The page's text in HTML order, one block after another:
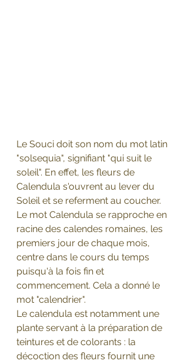
Le Souci doit son nom du mot latin
"solsequia", signifiant "qui suit le
soleil". En effet, les fleurs de
Calendula s'ouvrent au lever du
Soleil et se referment au coucher.
Le mot Calendula se rapproche en
racine des calendes romaines, les
premiers jour de chaque mois,
centre dans le cours du temps
puisqu'à la fois fin et
commencement. Cela a donné le
mot "calendrier".
Le calendula est notamment une
plante servant à la préparation de
teintures et de colorants : la
décoction des fleurs fournit une